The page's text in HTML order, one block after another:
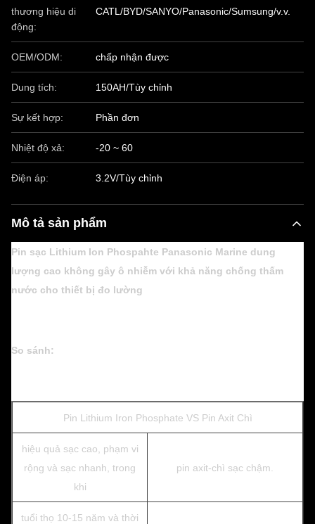
thương hiệu di
động:
CATL/BYD/SANYO/Panasonic/Sumsung/v.v.
OEM/ODM: chấp nhận được
Dung tích: 150AH/Tùy chỉnh
Sự kết hợp: Phần đơn
Nhiệt độ xả: -20 ~ 60
Điện áp: 3.2V/Tùy chỉnh
Mô tả sản phẩm
Pin sạc Lithium Ion Phospahte Panasonic Marine dung
lượng cao không gây ô nhiễm với khả năng chống thấm
nước cho thiết bị đo lường
So sánh:
Pin Lithium Iron Phosphate VS Pin Axit Chì
hiệu quả sạc cao, phạm vi
rộng và sạc nhanh, trong
khi
pin axit-chì sạc chậm.
tuổi thọ 10-15 năm và thời